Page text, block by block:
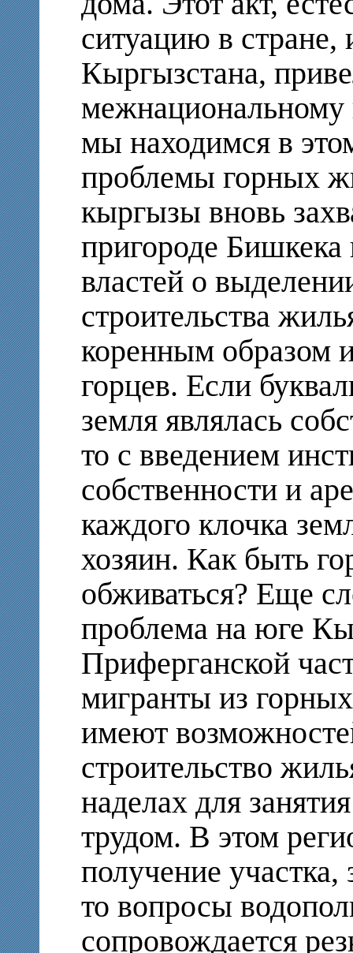
ситуацию в стране,
Кыргызстана,
межнациональному
мы находимся в
проблемы горных
кыргызы вновь
пригороде
властей о
строительства
коренным образом
горцев. Если
земля являлась
то с введением
собственности и
каждого клочка
хозяин. Как быть
обживаться? Еще
проблема на юге
Приферганской
мигранты из
имеют
строительство
наделах для
трудом. В этом
получение участка,
то вопросы
сопровождается